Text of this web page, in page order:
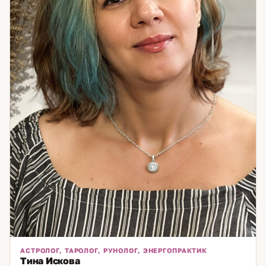
АСТРОЛОГ, ТАРОЛОГ, РУНОЛОГ, ЭНЕРГОПРАКТИК
Тина Искова